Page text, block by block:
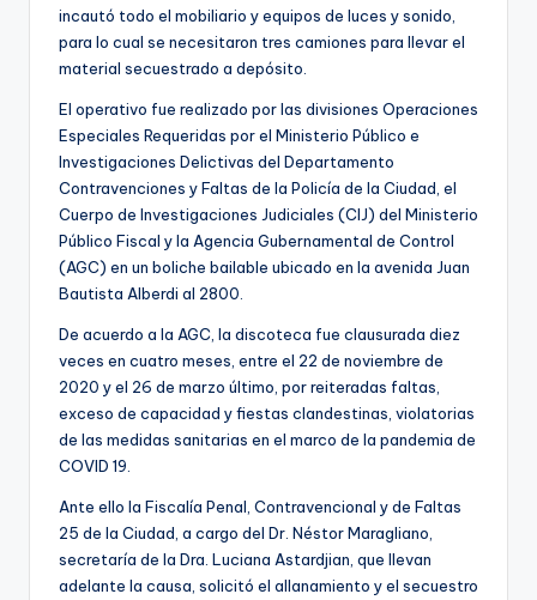
incautó todo el mobiliario y equipos de luces y sonido,
para lo cual se necesitaron tres camiones para llevar el
material secuestrado a depósito.
El operativo fue realizado por las divisiones Operaciones
Especiales Requeridas por el Ministerio Público e
Investigaciones Delictivas del Departamento
Contravenciones y Faltas de la Policía de la Ciudad, el
Cuerpo de Investigaciones Judiciales (CIJ) del Ministerio
Público Fiscal y la Agencia Gubernamental de Control
(AGC) en un boliche bailable ubicado en la avenida Juan
Bautista Alberdi al 2800.
De acuerdo a la AGC, la discoteca fue clausurada diez
veces en cuatro meses, entre el 22 de noviembre de
2020 y el 26 de marzo último, por reiteradas faltas,
exceso de capacidad y fiestas clandestinas, violatorias
de las medidas sanitarias en el marco de la pandemia de
COVID 19.
Ante ello la Fiscalía Penal, Contravencional y de Faltas
25 de la Ciudad, a cargo del Dr. Néstor Maragliano,
secretaría de la Dra. Luciana Astardjian, que llevan
adelante la causa, solicitó el allanamiento y el secuestro